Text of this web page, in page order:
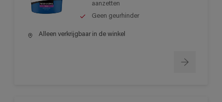
aanzetten
Geen geurhinder
Alleen verkrijgbaar in de winkel